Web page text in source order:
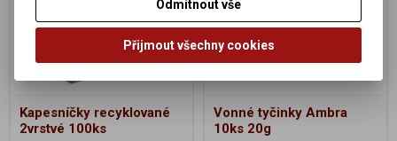
Kapesníčky recyklované
2vrstvé 100ks
Vonné tyčinky Ambra
10ks 20g
Odmítnout vše
Přijmout všechny cookies